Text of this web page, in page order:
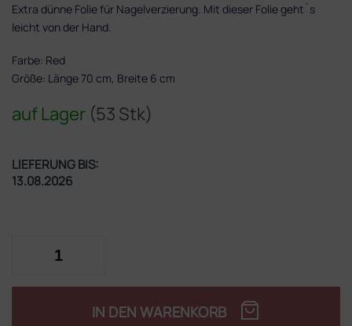
auf Lager (53 Stk)
LIEFERUNG BIS:
13.08.2026
IN DEN WARENKORB
Extra dünne Folie für Nagelverzierung. Mit dieser Folie geht´s
leicht von der Hand.
Farbe: Red
Größe: Länge 70 cm, Breite 6 cm